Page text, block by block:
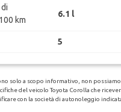
km
6.1 l
5
solo a scopo informativo, non
del veicolo Toyota Corolla che
con la società di autonoleggio